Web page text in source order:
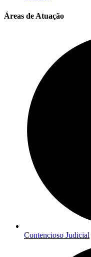
Áreas de Atuação
Contencioso Judicial